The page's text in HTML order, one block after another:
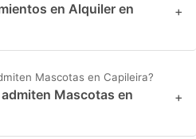
en Alquiler en
+
Mascotas en Capileira?
Mascotas en
+